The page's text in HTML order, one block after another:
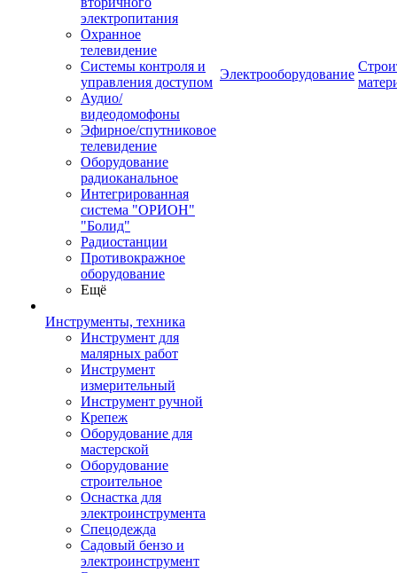
электропитания
Охранное
телевидение
Системы контроля и
управления доступом
Аудио/
видеодомофоны
Эфирное/спутниковое
телевидение
Оборудование
радиоканальное
Интегрированная
система "ОРИОН"
"Болид"
Радиостанции
Противокражное
оборудование
Ещё
Инструменты, техника
Инструмент для
малярных работ
Инструмент
измерительный
Инструмент ручной
Крепеж
Оборудование для
мастерской
Оборудование
строительное
Оснастка для
электроинструмента
Спецодежда
Садовый бензо и
электроинструмент
Электрооборудование